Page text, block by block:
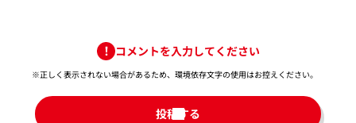
コメントを入力してください
※正しく表示されない場合があるため、環境依存文字の使用はお控えください。​
投稿する